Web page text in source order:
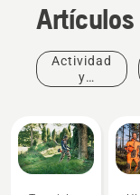
Artículos
Actividad
y